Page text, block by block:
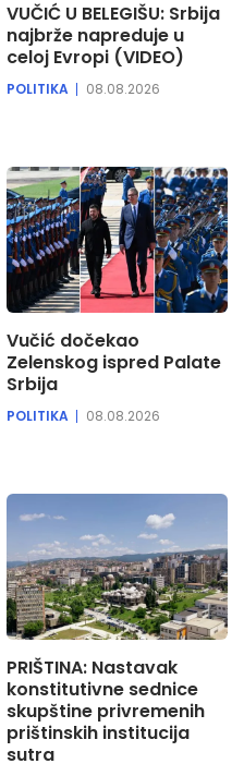
VUČIĆ U BELEGIŠU: Srbija
najbrže napreduje u
celoj Evropi (VIDEO)
POLITIKA 08.08.2026
Vučić dočekao
Zelenskog ispred Palate
Srbija
POLITIKA 08.08.2026
PRIŠTINA: Nastavak
konstitutivne sednice
skupštine privremenih
prištinskih institucija
sutra